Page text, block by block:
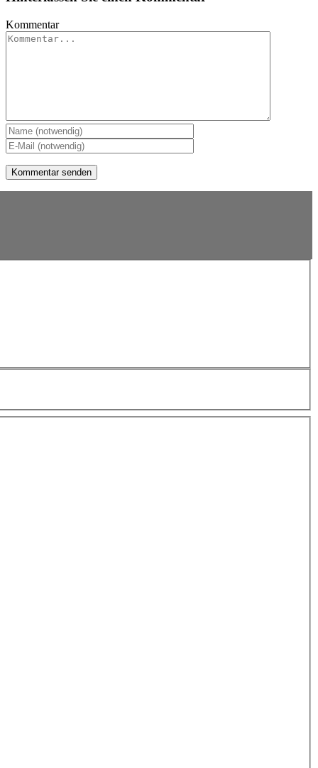
Kommentar